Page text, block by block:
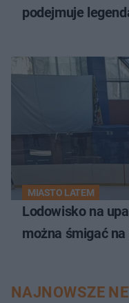
podejmuje
MIASTO LATEM
Lodowisko na
można śmigać na
NAJNOWSZE